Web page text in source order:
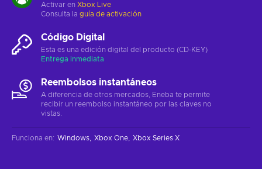
Activar en Xbox Live
Consulta la guía de activación
Código Digital
Esta es una edición digital del producto (CD-KEY)
Entrega inmediata
Reembolsos instantáneos
A diferencia de otros mercados, Eneba te permite
recibir un reembolso instantáneo por las claves no
vistas.
Funciona en: Windows Xbox One Xbox Series X